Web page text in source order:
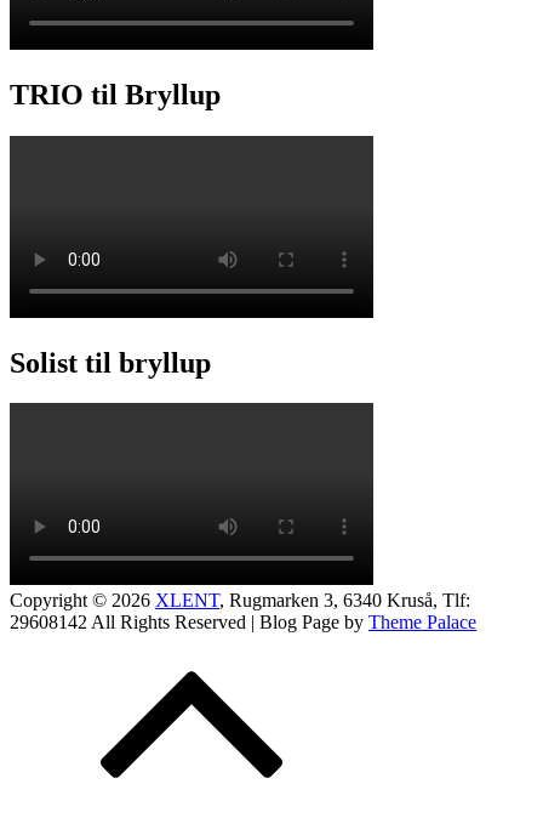
TRIO til Bryllup
Solist til bryllup
Copyright © 2026 XLENT, Rugmarken 3, 6340 Kruså, Tlf:
29608142All Rights Reserved | Blog Page by Theme Palace